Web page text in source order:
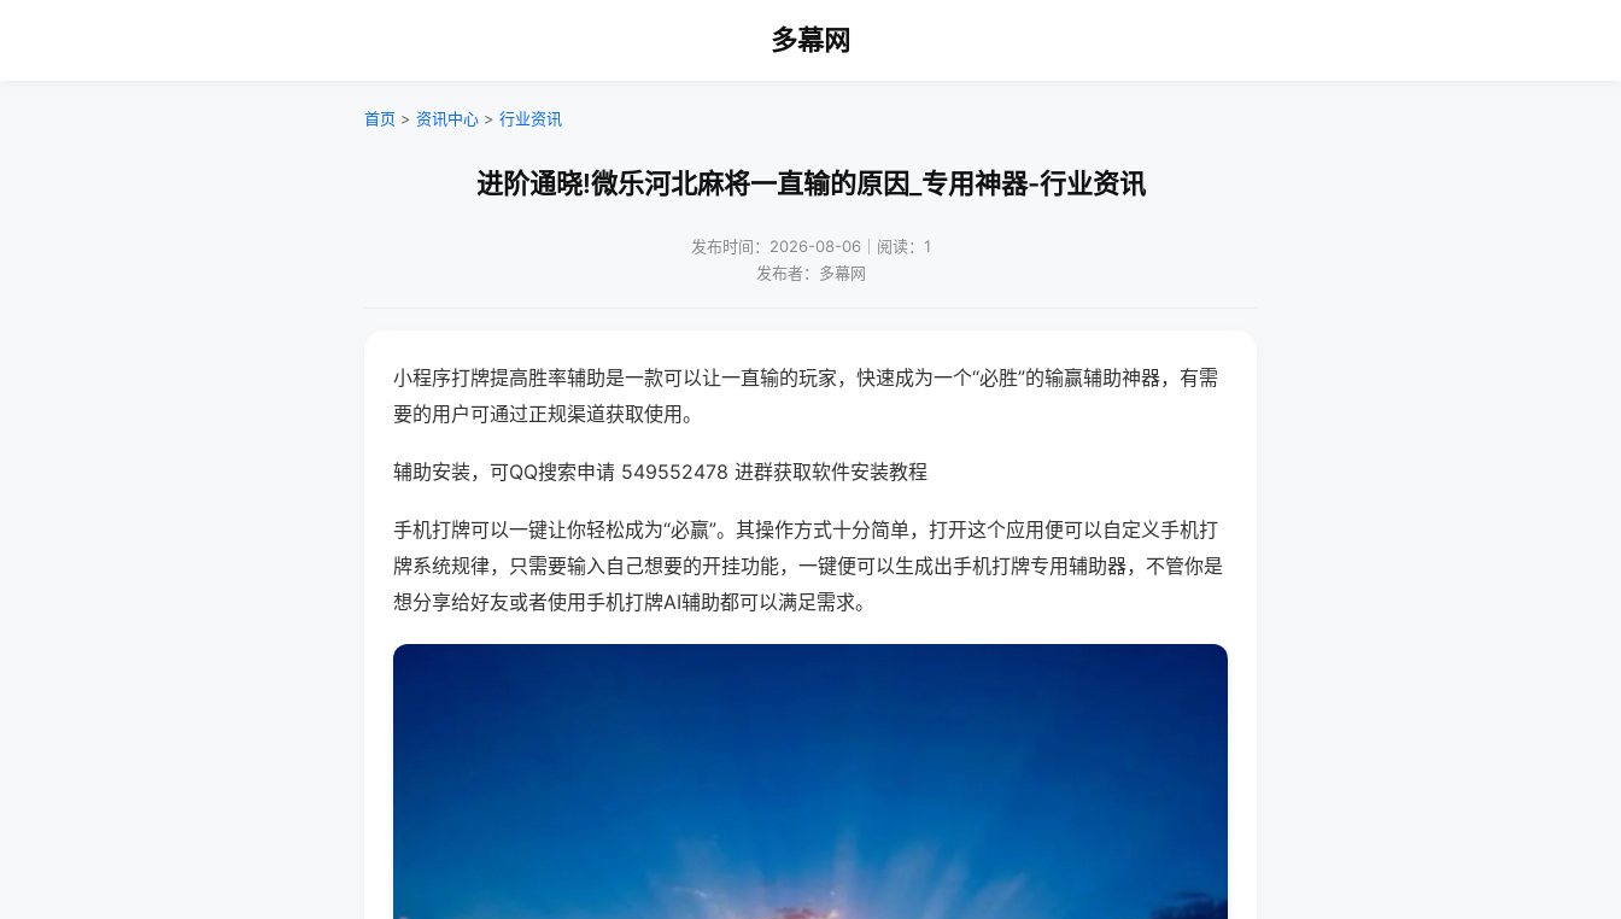
多幕网
首页 > 资讯中心 > 行业资讯
进阶通晓!微乐河北麻将一直输的原因_专用神器-行业资讯
发布时间：2026-08-06｜阅读：1
发布者：多幕网
小程序打牌提高胜率辅助是一款可以让一直输的玩家，快速成为一个“必胜”的输赢辅助神器，有需
要的用户可通过正规渠道获取使用。
辅助安装，可QQ搜索申请 549552478 进群获取软件安装教程
手机打牌可以一键让你轻松成为“必赢”。其操作方式十分简单，打开这个应用便可以自定义手机打
牌系统规律，只需要输入自己想要的开挂功能，一键便可以生成出手机打牌专用辅助器，不管你是
想分享给好友或者使用手机打牌AI辅助都可以满足需求。